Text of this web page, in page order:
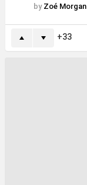
by Zoé Morgan
33